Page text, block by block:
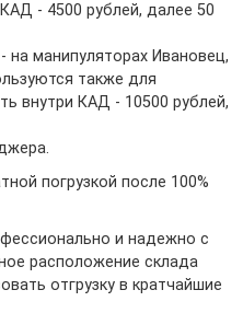
- 4500 рублей, далее 50
манипуляторах Ивановец,
также для
внутри КАД - 10500 рублей,
погрузкой после 100%
и надежно с
расположение склада
отгрузку в кратчайшие